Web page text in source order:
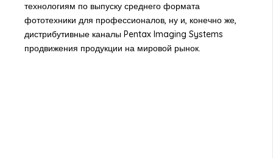
технологиям по выпуску среднего формата
фототехники для профессионалов, ну и, конечно же,
дистрибутивные каналы Pentax Imaging Systems
продвижения продукции на мировой рынок.